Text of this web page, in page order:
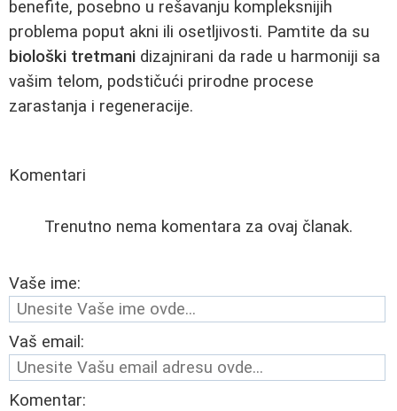
benefite, posebno u rešavanju kompleksnijih
problema poput akni ili osetljivosti. Pamtite da su
biološki tretmani dizajnirani da rade u harmoniji sa
vašim telom, podstičući prirodne procese
zarastanja i regeneracije.
Komentari
Trenutno nema komentara za ovaj članak.
Vaše ime:
Vaš email:
Komentar: